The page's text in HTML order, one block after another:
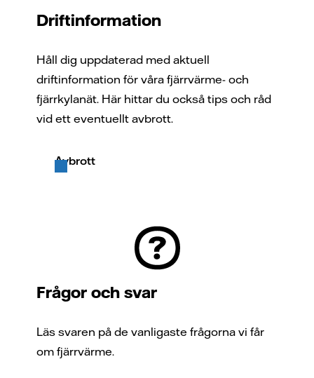
Driftinformation
Håll dig uppdaterad med aktuell
driftinformation för våra fjärrvärme- och
fjärrkylanät. Här hittar du också tips och råd
vid ett eventuellt avbrott.
Avbrott
Frågor och svar
Läs svaren på de vanligaste frågorna vi får
om fjärrvärme.